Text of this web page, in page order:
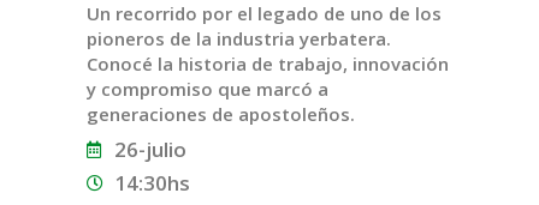
Un recorrido por el legado de uno de los
pioneros de la industria yerbatera.
Conocé la historia de trabajo, innovación
y compromiso que marcó a
generaciones de apostoleños.
26-julio
14:30hs